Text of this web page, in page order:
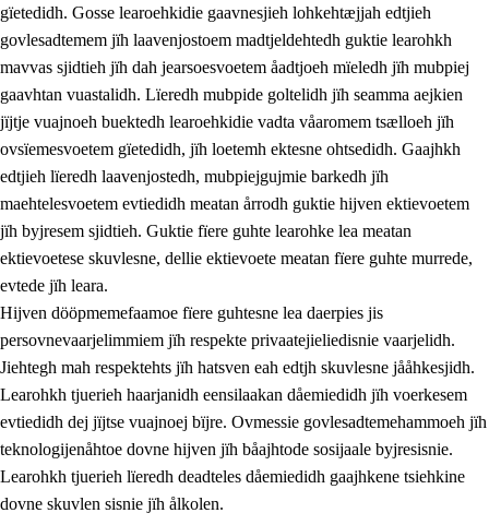
2.4 Lïeredh lïeredh
Dåaresthfaageles teemah
gïetedidh. Gosse learoehkidie gaavnesjieh lohkehtæjjah edtjieh
govlesadtemem jïh laavenjostoem madtjeldehtedh guktie learohkh
mavvas sjidtieh jïh dah jearsoesvoetem åadtjoeh mïeledh jïh mubpiej
gaavhtan vuastalidh. Lïeredh mubpide goltelidh jïh seamma aejkien
jïjtje vuajnoeh buektedh learoehkidie vadta våaromem tsælloeh jïh
ovsïemesvoetem gïetedidh, jïh loetemh ektesne ohtsedidh. Gaajhkh
edtjieh lïeredh laavenjostedh, mubpiejgujmie barkedh jïh
maehtelesvoetem evtiedidh meatan årrodh guktie hijven ektievoetem
jïh byjresem sjidtieh. Guktie fïere guhte learohke lea meatan
ektievoetese skuvlesne, dellie ektievoete meatan fïere guhte murrede,
evtede jïh leara.
Hijven dööpmemefaamoe fïere guhtesne lea daerpies jis
persovnevaarjelimmiem jïh respekte privaatejieliedisnie vaarjelidh.
Jiehtegh mah respektehts jïh hatsven eah edtjh skuvlesne jååhkesjidh.
Learohkh tjuerieh haarjanidh eensilaakan dåemiedidh jïh voerkesem
evtiedidh dej jïjtse vuajnoej bïjre. Ovmessie govlesadtemehammoeh jïh
teknologijenåhtoe dovne hijven jïh båajhtode sosijaale byjresisnie.
Learohkh tjuerieh lïeredh deadteles dåemiedidh gaajhkene tsiehkine
dovne skuvlen sisnie jïh ålkolen.